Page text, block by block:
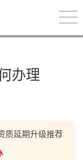
办理
质延期升级推荐